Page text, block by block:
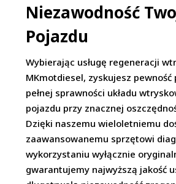
Niezawodność
Pojazdu
Wybierając usługę regeneracji
MKmotdiesel, zyskujesz pewność
pełnej sprawności układu
pojazdu przy znacznej
Dzięki naszemu wieloletniemu
zaawansowanemu sprzętowi
wykorzystaniu wyłącznie
gwarantujemy najwyższą jakość